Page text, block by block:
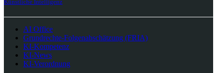
Künstliche Intelligenz
AI Office
Grundrechte-Folgenabschätzung (FRIA)
KI-Kompetenz
KI-News
KI-Verordnung